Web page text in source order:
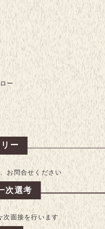
ー
ー
お問合せください
次選考
次面接を行います